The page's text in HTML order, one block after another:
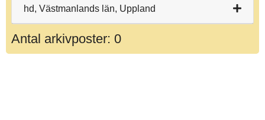
hd, Västmanlands län, Uppland
Antal arkivposter: 0